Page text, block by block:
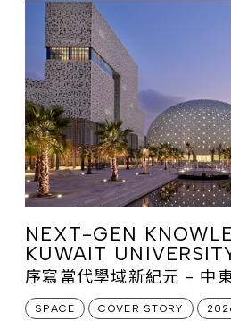
NEXT-GEN
KUWAIT
ADMINISTRATION
序寫當代學域新紀元 - 中
代演繹
SPACE COVER STORY